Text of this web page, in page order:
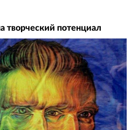
творческий потенциал